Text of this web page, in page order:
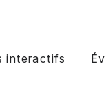
interactifs